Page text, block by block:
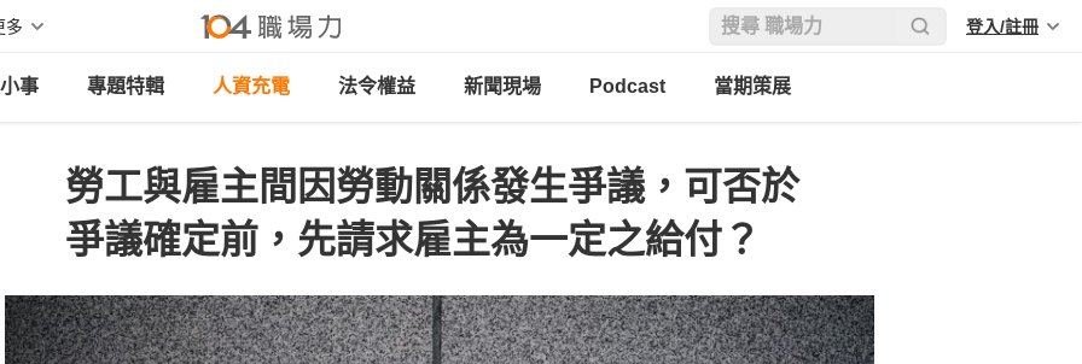
多 登入/註冊
事 專題特輯 人資充電 法令權益 新聞現場 Podcast 當期策展
勞工與雇主間因勞動關係發生爭議，可否於
爭議確定前，先請求雇主為一定之給付？